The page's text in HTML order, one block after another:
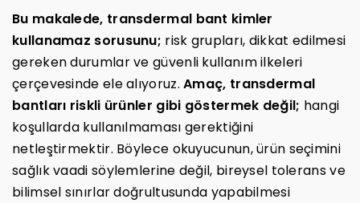
Bu makalede, transdermal bant kimler
kullanamaz sorusunu; risk grupları, dikkat edilmesi
gereken durumlar ve güvenli kullanım ilkeleri
çerçevesinde ele alıyoruz.Amaç, transdermal
bantları riskli ürünler gibi göstermek değil; hangi
koşullarda kullanılmaması gerektiğini
netleştirmektir. Böylece okuyucunun, ürün seçimini
sağlık vaadi söylemlerine değil, bireysel tolerans ve
bilimsel sınırlar doğrultusunda yapabilmesi